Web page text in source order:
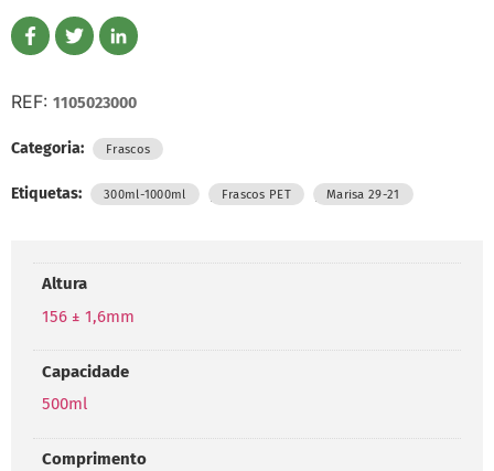
REF: 1105023000
Categoria: Frascos
Etiquetas: 300ml-1000ml , Frascos PET , Marisa 29-21
Altura
156 ± 1,6mm
Capacidade
500ml
Comprimento